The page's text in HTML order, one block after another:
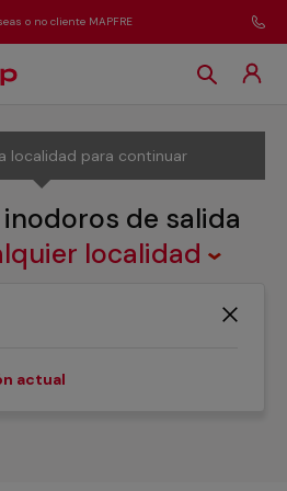
o no cliente MAPFRE
localidad para continuar
de salida
localidad
actual
para instalar un inodoro de
Te ofrecemos una amplia gama